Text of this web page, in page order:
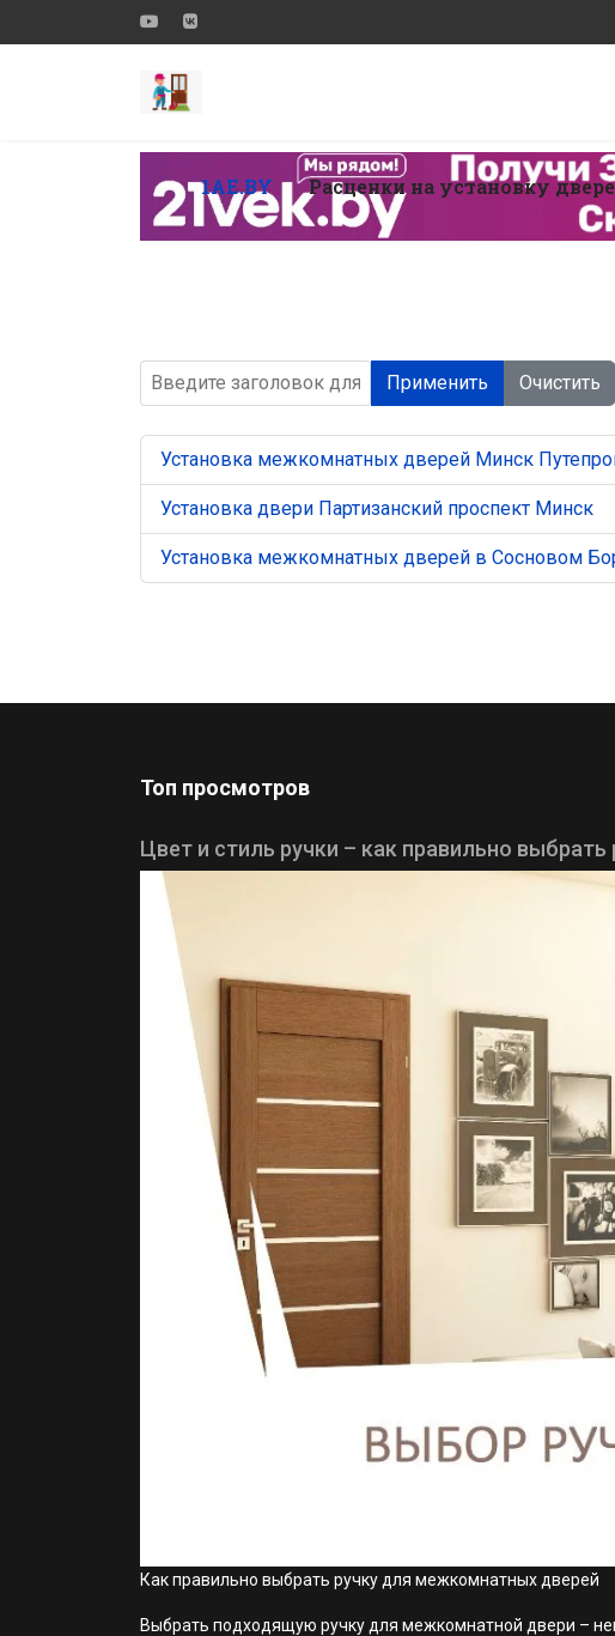
1AE.BY Расценки на установку
Введите заголовок для поиска...Применить Очистить
Установка межкомнатных дверей Минск
Установка двери Партизанский проспект Минск
Установка межкомнатных дверей в Сосновом
Топ просмотров
Цвет и стиль ручки – как правильно
Как правильно выбрать ручку для межкомнатных дверей
Выбрать подходящую ручку для межкомнатной двери –